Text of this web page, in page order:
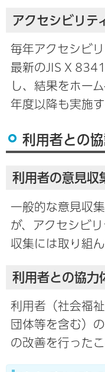
アクセシビリテ
毎年アクセシビ
最新のJIS X
し、結果をホー
年度以降も実施
利用者との協
利用者の意見収
一般的な意見収
が、アクセシビ
収集には取り組
利用者との協力
利用者（社会福
団体等を含む）
の改善を行った